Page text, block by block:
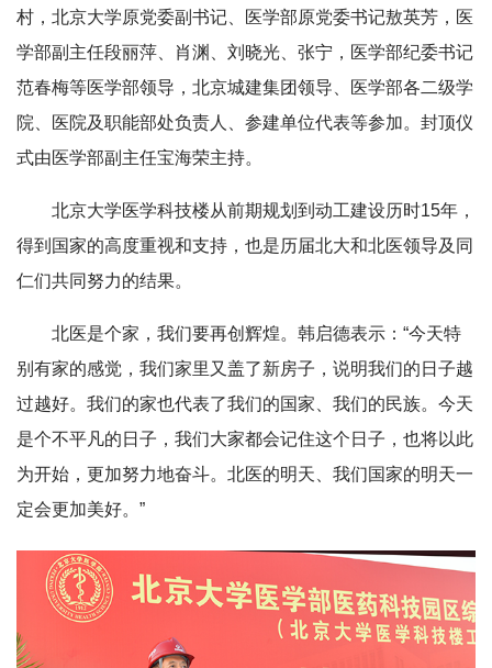
村，北京大学原党委副书记、医学部原党委书记敖英芳，医
学部副主任段丽萍、肖渊、刘晓光、张宁，医学部纪委书记
范春梅等医学部领导，北京城建集团领导、医学部各二级学
院、医院及职能部处负责人、参建单位代表等参加。封顶仪
式由医学部副主任宝海荣主持。
北京大学医学科技楼从前期规划到动工建设历时15年，
得到国家的高度重视和支持，也是历届北大和北医领导及同
仁们共同努力的结果。
北医是个家，我们要再创辉煌。韩启德表示：“今天特
别有家的感觉，我们家里又盖了新房子，说明我们的日子越
过越好。我们的家也代表了我们的国家、我们的民族。今天
是个不平凡的日子，我们大家都会记住这个日子，也将以此
为开始，更加努力地奋斗。北医的明天、我们国家的明天一
定会更加美好。”